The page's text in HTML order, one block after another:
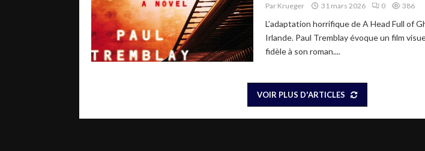
Par Krueger 31 mars 2026 0 386
L’adaptation horrifique de A Head Full of
Irlande. Paul Tremblay évoque un film
fidèle à son roman....
VOIR PLUS D'ARTICLES